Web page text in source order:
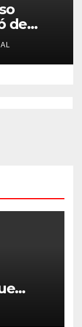
de
La